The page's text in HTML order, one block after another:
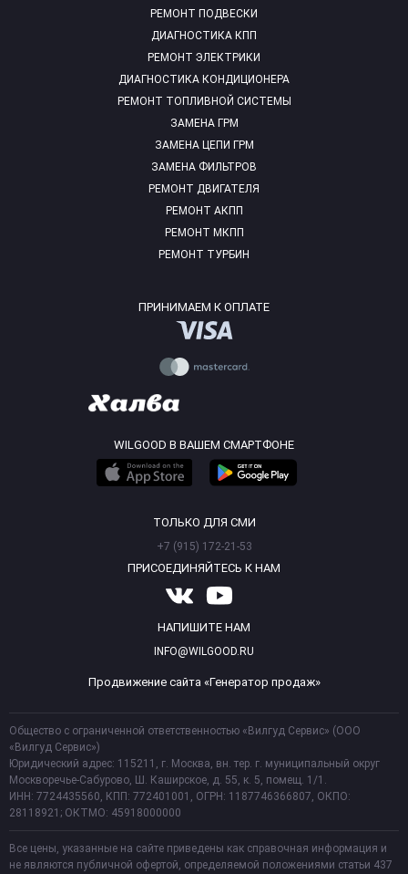
РЕМОНТ ПОДВЕСКИ
ДИАГНОСТИКА КПП
РЕМОНТ ЭЛЕКТРИКИ
ДИАГНОСТИКА КОНДИЦИОНЕРА
РЕМОНТ ТОПЛИВНОЙ СИСТЕМЫ
ЗАМЕНА ГРМ
ЗАМЕНА ЦЕПИ ГРМ
ЗАМЕНА ФИЛЬТРОВ
РЕМОНТ ДВИГАТЕЛЯ
РЕМОНТ АКПП
РЕМОНТ МКПП
РЕМОНТ ТУРБИН
ПРИНИМАЕМ К ОПЛАТЕ
WILGOOD В ВАШЕМ СМАРТФОНЕ
ТОЛЬКО ДЛЯ СМИ
+7 (915) 172-21-53
ПРИСОЕДИНЯЙТЕСЬ К НАМ
НАПИШИТЕ НАМ
INFO@WILGOOD.RU
Продвижение сайта «Генератор продаж»
Общество с ограниченной ответственностью «Вилгуд Сервис» (ООО
«Вилгуд Сервис»)
Юридический адрес: 115211, г. Москва, вн. тер. г. муниципальный округ
Москворечье-Сабурово, Ш. Каширское, д. 55, к. 5, помещ. 1/1.
ИНН: 7724435560, КПП: 772401001, ОГРН: 1187746366807, ОКПО:
28118921; ОКТМО: 45918000000
Все цены, указанные на сайте приведены как справочная информация и
не являются публичной офертой, определяемой положениями статьи 437